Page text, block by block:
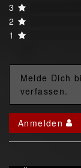
3
2
1
Melde Dich
verfassen.
Anmelden